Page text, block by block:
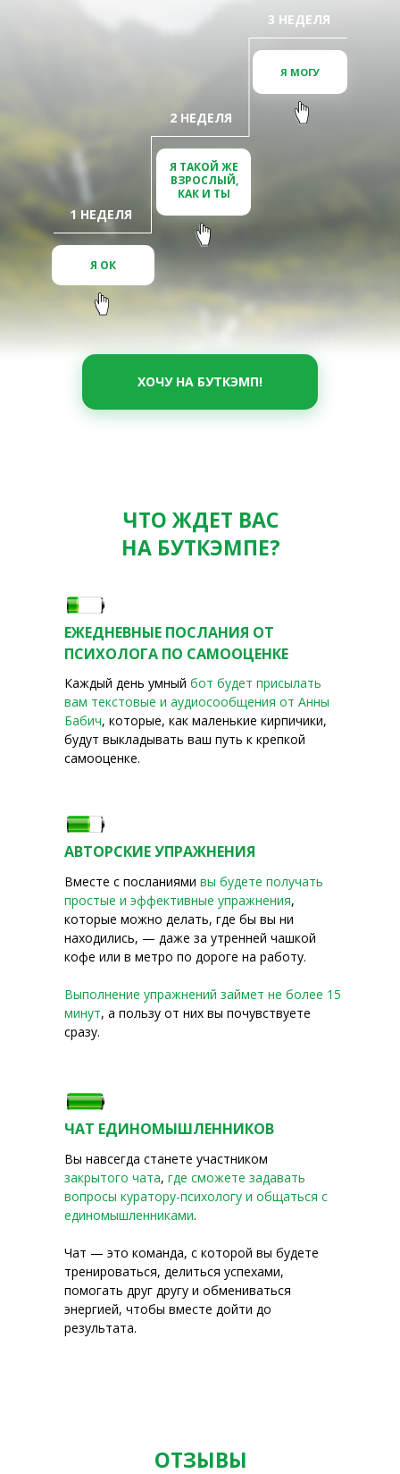
Я ОК
1 НЕДЕЛЯ
Я ТАКОЙ ЖЕ
ВЗРОСЛЫЙ,
КАК И ТЫ
2 НЕДЕЛЯ
3 НЕДЕЛЯ
ХОЧУ НА БУТКЭМП!
Я МОГУ
ОТЗЫВЫ
ЧТО ЖДЕТ ВАС
НА БУТКЭМПЕ?
ЕЖЕДНЕВНЫЕ ПОСЛАНИЯ ОТ
ПСИХОЛОГА ПО САМООЦЕНКЕ
АВТОРСКИЕ УПРАЖНЕНИЯ
Каждый день умный бот будет присылать
вам текстовые и аудиосообщения от Анны
Бабич, которые, как маленькие кирпичики,
будут выкладывать ваш путь к крепкой
самооценке.
ЧАТ ЕДИНОМЫШЛЕННИКОВ
Вместе с посланиями вы будете получать
простые и эффективные упражнения,
которые можно делать, где бы вы ни
находились, — даже за утренней чашкой
кофе или в метро по дороге на работу.
Выполнение упражнений займет не более 15
минут, а пользу от них вы почувствуете
сразу.
Вы навсегда станете участником
закрытого чата, где сможете задавать
вопросы куратору-психологу и общаться с
единомышленниками.
Чат — это команда, с которой вы будете
тренироваться, делиться успехами,
помогать друг другу и обмениваться
энергией, чтобы вместе дойти до
результата.